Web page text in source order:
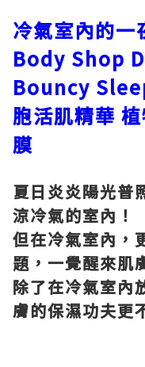
冷氣室內的一
Body Shop
Bouncy
胞活肌精華
膜
夏日炎炎陽光普
涼冷氣的室內！
但在冷氣室內，
題，一覺醒來肌
除了在冷氣室內
膚的保濕功夫更